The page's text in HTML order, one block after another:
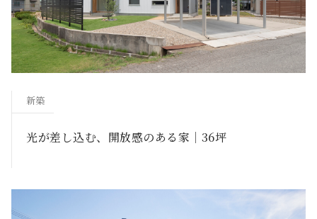
新築
光が差し込む、開放感のある家｜36坪